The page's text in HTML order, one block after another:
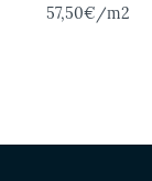
57,50€/m2